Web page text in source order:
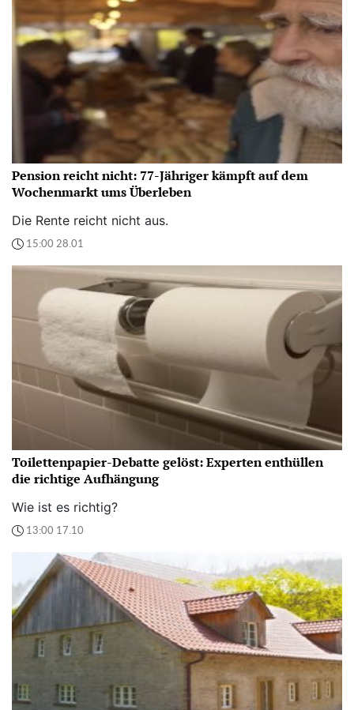
Pension reicht nicht: 77-Jähriger kämpft auf dem
Wochenmarkt ums Überleben
Die Rente reicht nicht aus.
15:00 28.01
Toilettenpapier-Debatte gelöst: Experten enthüllen
die richtige Aufhängung
Wie ist es richtig?
13:00 17.10